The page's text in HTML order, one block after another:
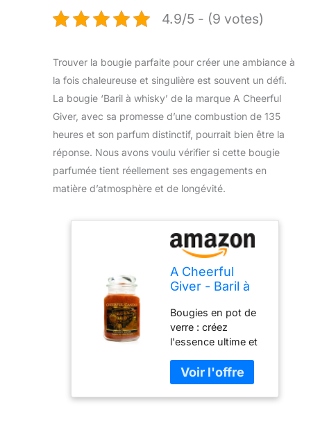
4.9/5 - (9 votes)
Trouver la bougie parfaite pour créer une ambiance à
la fois chaleureuse et singulière est souvent un défi.
La bougie ‘Baril à whisky’ de la marque A Cheerful
Giver, avec sa promesse d’une combustion de 135
heures et son parfum distinctif, pourrait bien être la
réponse. Nous avons voulu vérifier si cette bougie
parfumée tient réellement ses engagements en
matière d’atmosphère et de longévité.
A Cheerful
Giver - Baril à
Bougie
parfumée en
pot de 680,4 g
– Bougie
joyeuse – 135
heures de
combustion,
Bougies en pot de
verre : créez
l'essence ultime et
douce avec cette
bougie
réconfortante et